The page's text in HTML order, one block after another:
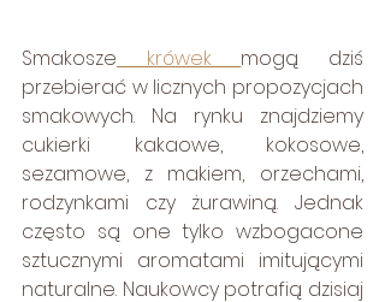
Smakosze krówek mogą dziś
przebierać w licznych propozycjach
smakowych. Na rynku znajdziemy
cukierki kakaowe, kokosowe,
sezamowe, z makiem, orzechami,
rodzynkami czy żurawiną. Jednak
często są one tylko wzbogacone
sztucznymi aromatami imitującymi
naturalne. Naukowcy potrafią dzisiaj